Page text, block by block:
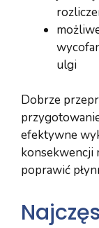
ulgi
Dobrze
efektywne
konsekwencji
poprawić